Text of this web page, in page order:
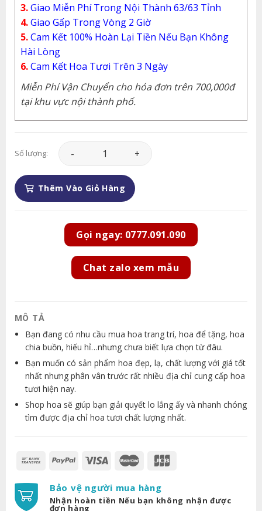
3.Giao Miễn Phí Trong Nội Thành 63/63 Tỉnh
4.Giao Gấp Trong Vòng 2 Giờ
5.Cam Kết 100% Hoàn Lại Tiền Nếu Bạn Không
Hài Lòng
6.Cam Kết Hoa Tươi Trên 3 Ngày
Miễn Phí Vận Chuyển cho hóa đơn trên 700,000đ
tại khu vực nội thành phố.
Số lượng: Giỏ Hoa - GH009 số lượng
Thêm Vào Giỏ Hàng
Gọi ngay: 0777.091.090
Chat zalo xem mẫu
MÔ TẢ
Bạn đang có nhu cầu mua hoa trang trí, hoa để tặng, hoa
chia buồn, hiếu hỉ…nhưng chưa biết lựa chọn từ đâu.
Bạn muốn có sản phẩm hoa đẹp, lạ, chất lượng với giá tốt
nhất nhưng phân vân trước rất nhiều địa chỉ cung cấp hoa
tươi hiện nay.
Shop hoa sẽ giúp bạn giải quyết lo lắng ấy và nhanh chóng
tìm được địa chỉ hoa tươi chất lượng nhất.
Bảo vệ người mua hàng
Nhận hoàn tiền Nếu bạn không nhận được
đơn hàng